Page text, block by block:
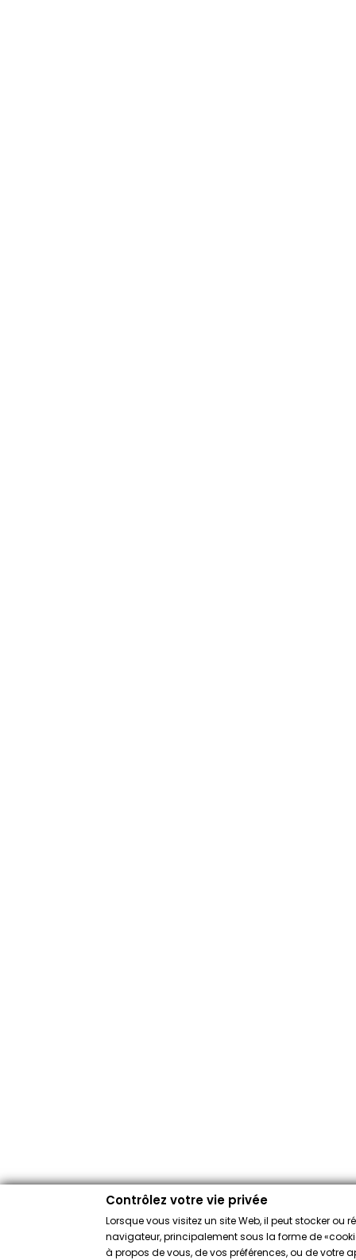
Contrôlez votre vie privée
Lorsque vous visitez un site Web, il peut stocker ou
navigateur, principalement sous la forme de
à propos de vous, de vos préférences, ou de votre